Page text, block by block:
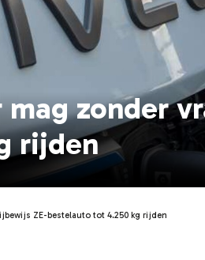
zonder
rijden
ZE-bestelauto tot 4.250 kg rijden